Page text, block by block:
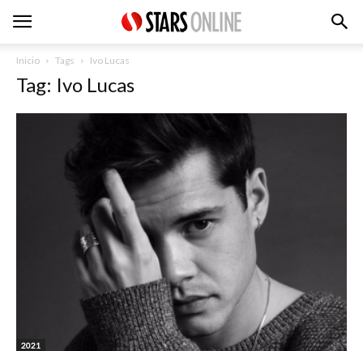
Inicio Tags Ivo Lucas
Tag: Ivo Lucas
2021